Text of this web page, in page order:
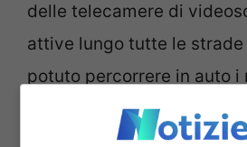
delle telecamere di
attive lungo tutte le
potuto percorrere in auto
portare il ragazzo nelle
hanno tenuto sequestrato